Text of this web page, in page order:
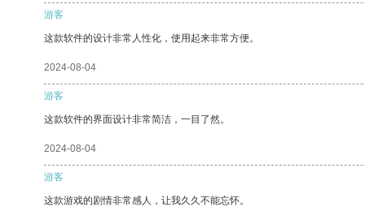
游客
这款软件的设计非常人性化，使用起来非常方便。
2024-08-04
游客
这款软件的界面设计非常简洁，一目了然。
2024-08-04
游客
这款游戏的剧情非常感人，让我久久不能忘怀。